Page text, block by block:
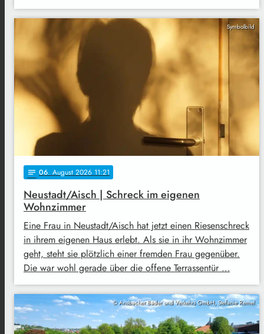
Symbolbild
notes 06. August 2026 11:21
Neustadt/Aisch | Schreck im eigenen
Wohnzimmer
Eine Frau in Neustadt/Aisch hat jetzt einen Riesenschreck
in ihrem eigenen Haus erlebt. Als sie in ihr Wohnzimmer
geht, steht sie plötzlich einer fremden Frau gegenüber.
Die war wohl gerade über die offene Terrassentür …
© Ansbacher Bäder und Verkehrs GmbH, Stefanie Remel